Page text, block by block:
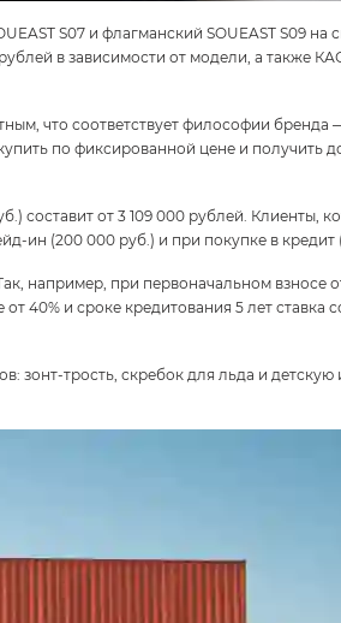
S07 и флагманский SOUEAST S09 на
в зависимости от модели, а также
что соответствует философии бренда
по фиксированной цене и получить
составит от3 109 000 рублей . Клиенты,
ин (200 000 руб.) и при покупке в кредит
например, при первоначальном взносе
40% и сроке кредитования 5 лет ставка
зонт-трость, скребок для льда и